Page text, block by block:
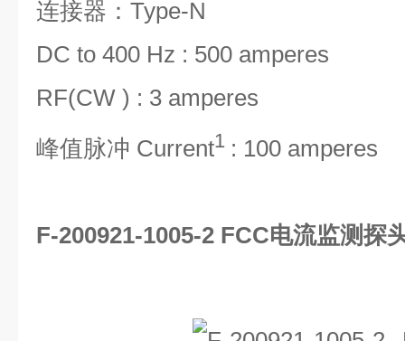
连接器：Type-N
DC to 400 Hz : 500 amperes
RF(CW ) : 3 amperes
峰值脉冲 Current1 : 100 amperes
F-200921-1005-2 FCC电流监测探